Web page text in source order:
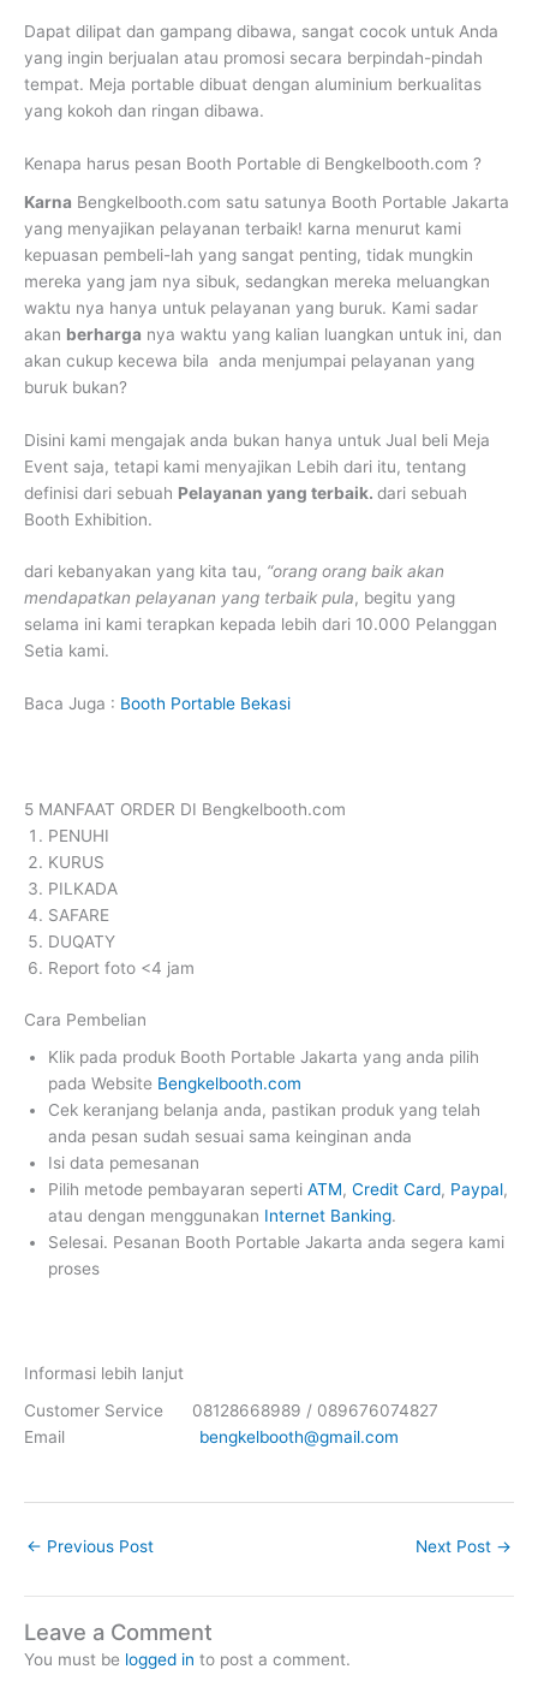
Dapat dilipat dan gampang dibawa, sangat cocok untuk Anda
yang ingin berjualan atau promosi secara berpindah-pindah
tempat. Meja portable dibuat dengan aluminium berkualitas
yang kokoh dan ringan dibawa.
Kenapa harus pesan Booth Portable di Bengkelbooth.com ?
Karna Bengkelbooth.com satu satunya Booth Portable Jakarta
yang menyajikan pelayanan terbaik! karna menurut kami
kepuasan pembeli-lah yang sangat penting, tidak mungkin
mereka yang jam nya sibuk, sedangkan mereka meluangkan
waktu nya hanya untuk pelayanan yang buruk. Kami sadar
akan berharga nya waktu yang kalian luangkan untuk ini, dan
akan cukup kecewa bila anda menjumpai pelayanan yang
buruk bukan?
Disini kami mengajak anda bukan hanya untuk Jual beli Meja
Event saja, tetapi kami menyajikan Lebih dari itu, tentang
definisi dari sebuah Pelayanan yang terbaik. dari sebuah
Booth Exhibition.
dari kebanyakan yang kita tau, “orang orang baik akan
mendapatkan pelayanan yang terbaik pula, begitu yang
selama ini kami terapkan kepada lebih dari 10.000 Pelanggan
Setia kami.
Baca Juga : Booth Portable Bekasi
5 MANFAAT ORDER DI Bengkelbooth.com
PENUHI
KURUS
PILKADA
SAFARE
DUQATY
Report foto <4 jam
Cara Pembelian
Klik pada produk Booth Portable Jakarta yang anda pilih
pada Website Bengkelbooth.com
Cek keranjang belanja anda, pastikan produk yang telah
anda pesan sudah sesuai sama keinginan anda
Isi data pemesanan
Pilih metode pembayaran seperti ATM, Credit Card, Paypal,
atau dengan menggunakan Internet Banking.
Selesai. Pesanan Booth Portable Jakarta anda segera kami
proses
Informasi lebih lanjut
Customer Service 08128668989 / 089676074827
Email bengkelbooth@gmail.com
← Previous Post Next Post →
Leave a Comment
You must be logged in to post a comment.